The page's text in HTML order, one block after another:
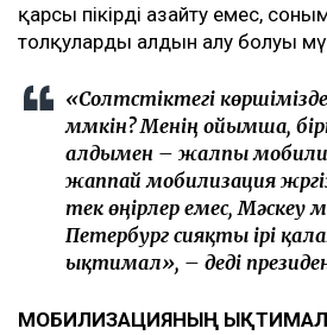
қарсы пікірді азайту емес,
толқулардың алдын алу болуы
«Солтүстіктегі
мүмкін? Менің ойымша,
алдымен – жалпы
жаппай мобилизация
тек өңірлер емес, Мәскеу
Петербург сияқты ірі
ықтимал», – деді
МОБИЛИЗАЦИЯНЫҢ ЫҚТИМАЛ